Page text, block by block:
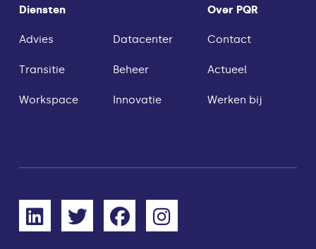
Diensten
Advies
Transitie
Workspace
Datacenter
Beheer
Innovatie
Over PQR
Contact
Actueel
Werken bij